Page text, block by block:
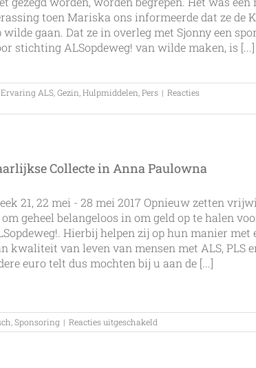
toen Mariska ons informeerde dat ze de
wilde gaan. Dat ze in overleg met Sjonny een
stichting ALSopdeweg! van wilde maken, is [...]
Ervaring ALS Gezin Hulpmiddelen Pers | Reacties
Collecte in Anna Paulowna
21, 22 mei - 28 mei 2017 Opnieuw zetten
geheel belangeloos in om geld op te halen
Hierbij helpen zij op hun manier met
kwaliteit van leven van mensen met ALS, PLS
euro telt dus mochten bij u aan de [...]
Sponsoring | Reacties uitgeschakeld
Jaarlijkse